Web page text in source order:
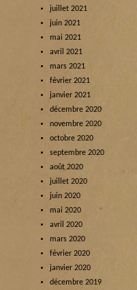
juillet 2021
juin 2021
mai 2021
avril 2021
mars 2021
février 2021
janvier 2021
décembre 2020
novembre 2020
octobre 2020
septembre 2020
août 2020
juillet 2020
juin 2020
mai 2020
avril 2020
mars 2020
février 2020
janvier 2020
décembre 2019